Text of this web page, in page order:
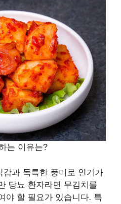
는 이유는?
감과 독특한 풍미로 인기가
당뇨 환자라면 무김치를
야 할 필요가 있습니다. 특